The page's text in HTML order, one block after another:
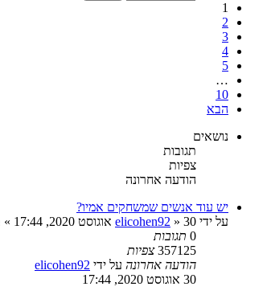
1
2
3
4
5
…
10
הבא
נושאים
תגובות
צפיות
הודעה אחרונה
יש עוד אנשים שמשחקים אמיו?
על ידי
elicohen92 » 30 אוגוסט 2020, 17:44 »
0 תגובות
357125 צפיות
הודעה אחרונה על ידי elicohen92
30 אוגוסט 2020, 17:44